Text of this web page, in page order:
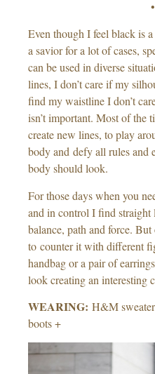
Even though I feel black is
a savior for a lot of cases,
can be used in diverse
lines, I don’t care if my
find my waistline I don’t
isn’t important. Most of the
create new lines, to play
body and defy all rules and
body should look.
For those days when you
and in control I find straight
balance, path and force.
to counter it with different
handbag or a pair of
look creating an interesting
WEARING: H&M
boots +